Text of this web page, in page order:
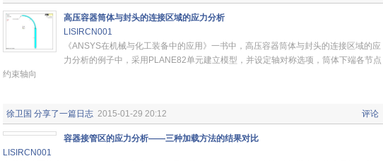
高压容器筒体与封头的连接区域的应力分析
LISIRCN001
《ANSYS在机械与化工装备中的应用》一书中，高压容器筒体与封头的连接区域的应
力分析的例子中，采用PLANE82单元建立模型，并设定轴对称选项，筒体下端各节点
约束轴向
评论
徐卫国 分享了一篇日志 2015-01-29 20:12
容器接管区的应力分析——三种加载方法的结果对比
LISIRCN001